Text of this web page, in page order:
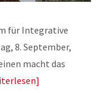
für Integrative
8. September,
macht das